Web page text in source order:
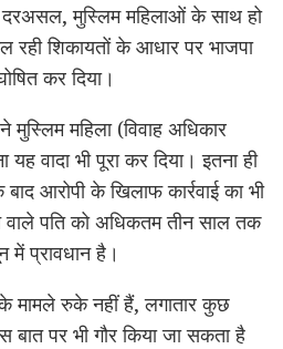
दरअसल, मुस्लिम महिलाओं के साथ हो
रही शिकायतों के आधार पर भाजपा
कर दिया।
महिला (विवाह अधिकार
वादा भी पूरा कर दिया। इतना ही
आरोपी के खिलाफ कार्रवाई का भी
वाले पति को अधिकतम तीन साल तक
में प्रावधान है।
मामले रुके नहीं हैं, लगातार कुछ
पर भी गौर किया जा सकता है